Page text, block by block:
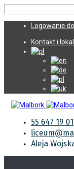
Logowanie
Kontakt i
55 647 19 01
Aleja